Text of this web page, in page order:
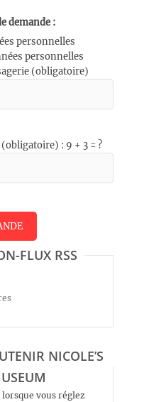
demande :
personnelles
personnelles
(obligatoire)
: 9 + 3 = ?
FLUX RSS
NICOLE’S
vous réglez